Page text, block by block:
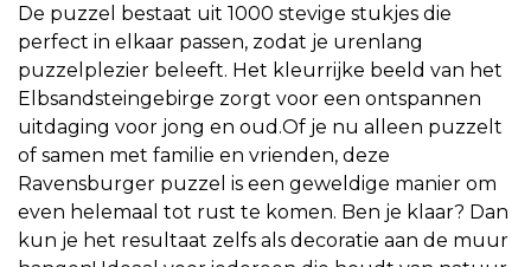
De puzzel bestaat uit 1000 stevige stukjes die
perfect in elkaar passen, zodat je urenlang
puzzelplezier beleeft. Het kleurrijke beeld van het
Elbsandsteingebirge zorgt voor een ontspannen
uitdaging voor jong en oud.Of je nu alleen puzzelt
of samen met familie en vrienden, deze
Ravensburger puzzel is een geweldige manier om
even helemaal tot rust te komen. Ben je klaar? Dan
kun je het resultaat zelfs als decoratie aan de muur